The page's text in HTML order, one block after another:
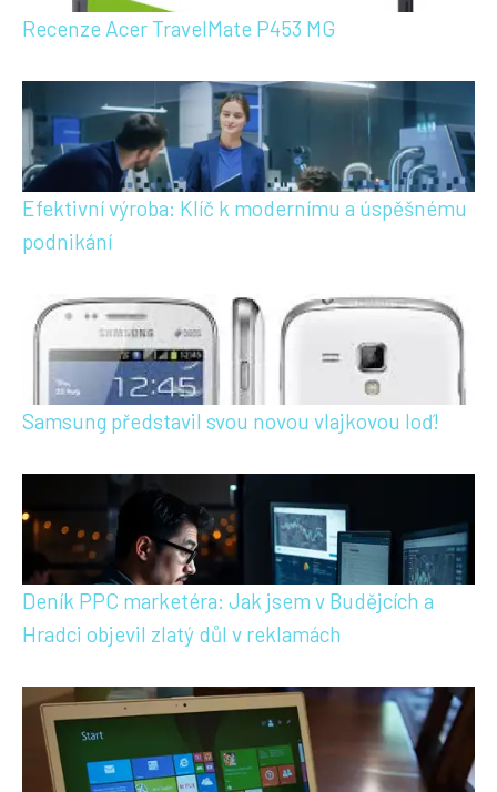
Recenze Acer TravelMate P453 MG
Efektivní výroba: Klíč k modernímu a úspěšnému
podnikání
Samsung představil svou novou vlajkovou loď!
Deník PPC marketéra: Jak jsem v Budějcích a
Hradci objevil zlatý důl v reklamách